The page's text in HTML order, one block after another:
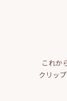
これか
クリッ